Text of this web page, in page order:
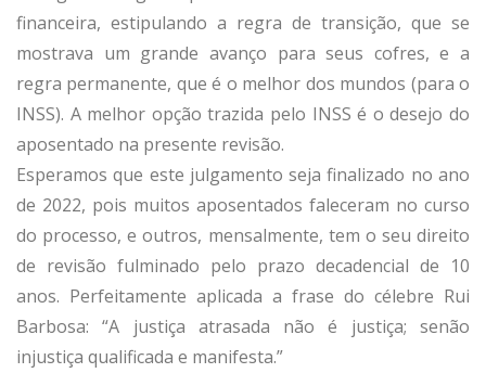
financeira, estipulando a regra de transição, que se
mostrava um grande avanço para seus cofres, e a
regra permanente, que é o melhor dos mundos (para o
INSS). A melhor opção trazida pelo INSS é o desejo do
aposentado na presente revisão.
Esperamos que este julgamento seja finalizado no ano
de 2022, pois muitos aposentados faleceram no curso
do processo, e outros, mensalmente, tem o seu direito
de revisão fulminado pelo prazo decadencial de 10
anos. Perfeitamente aplicada a frase do célebre Rui
Barbosa: “A justiça atrasada não é justiça; senão
injustiça qualificada e manifesta.”